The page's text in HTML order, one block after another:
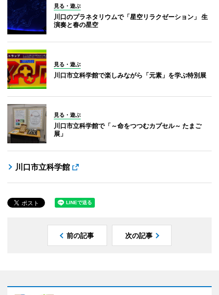
見る・遊ぶ
川口のプラネタリウムで「星空リラクゼーション」 生
演奏と春の星空
見る・遊ぶ
川口市立科学館で楽しみながら「元素」を学ぶ特別展
見る・遊ぶ
川口市立科学館で「～命をつつむカプセル～ たまご
展」
川口市立科学館
前の記事 次の記事